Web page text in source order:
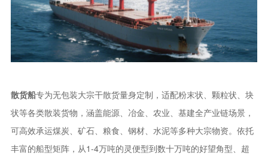
散货船专为无包装大宗干散货量身定制，适配粉末状、颗粒状、块
状等各类散装货物，涵盖能源、冶金、农业、基建全产业链场景，
可高效承运煤炭、矿石、粮食、钢材、水泥等多种大宗物资。依托
丰富的船型矩阵，从1-4万吨的灵便型到数十万吨的好望角型、超